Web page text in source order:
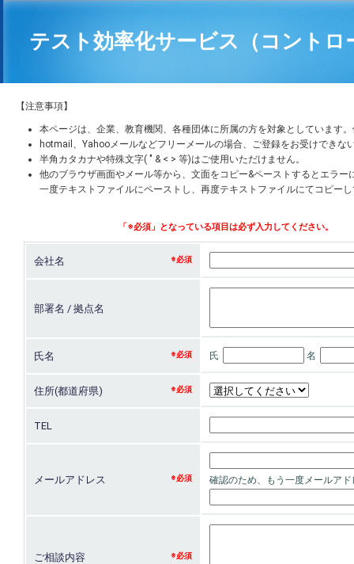
テスト効率化サービス（コント
【注意事項】
本ページは、企業、教育機関、各種団体に所属の方を対象としています
hotmail、Yahooメールなどフリーメールの場合、ご登録をお受けできな
半角カタカナや特殊文字( " & < > 等)はご使用いただけません。
他のブラウザ画面やメール等から、文面をコピー&ペーストするとエラー
一度テキストファイルにペーストし、再度テキストファイルにてコピー
会社名
部署名 / 拠点名
氏名 氏 名
住所(都道府県)
TEL
メールアドレス
ご相談内容